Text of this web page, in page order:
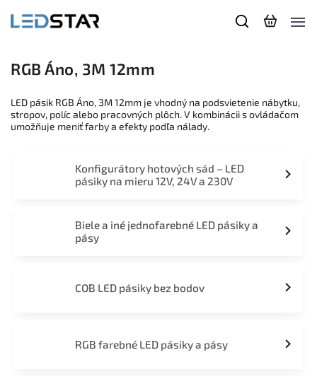
RGB Áno, 3M 12mm
LED pásik RGB Áno, 3M 12mm je vhodný na podsvietenie nábytku,
stropov, políc alebo pracovných plôch. V kombinácii s ovládačom
umožňuje meniť farby a efekty podľa nálady.
Konfigurátory hotových sád – LED
pásiky na mieru 12V, 24V a 230V
Biele a iné jednofarebné LED pásiky a
pásy
COB LED pásiky bez bodov
RGB farebné LED pásiky a pásy